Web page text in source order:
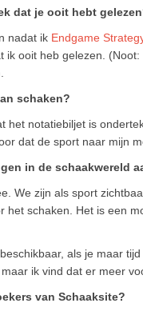
dat je ooit hebt
nadat ik Endgame
ik ooit heb gelezen.
schaken?
het notatiebiljet is
dat de sport naar mijn
in de schaakwereld
We zijn als sport
het schaken. Het is een
als je maar
ik vind dat er meer
van Schaaksite?